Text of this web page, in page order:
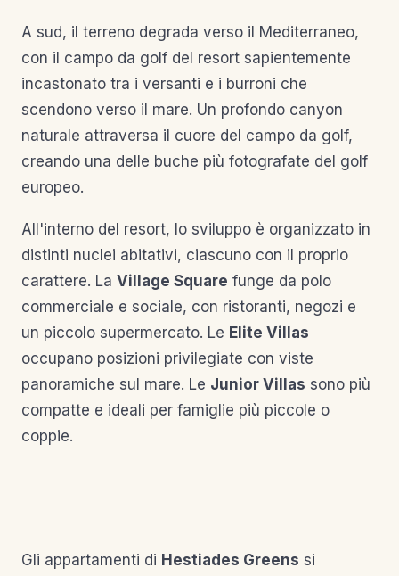
A sud, il terreno degrada verso il Mediterraneo,
con il campo da golf del resort sapientemente
incastonato tra i versanti e i burroni che
scendono verso il mare. Un profondo canyon
naturale attraversa il cuore del campo da golf,
creando una delle buche più fotografate del golf
europeo.
All'interno del resort, lo sviluppo è organizzato in
distinti nuclei abitativi, ciascuno con il proprio
carattere. La Village Square funge da polo
commerciale e sociale, con ristoranti, negozi e
un piccolo supermercato. Le Elite Villas
occupano posizioni privilegiate con viste
panoramiche sul mare. Le Junior Villas sono più
compatte e ideali per famiglie più piccole o
coppie.
Gli appartamenti di Hestiades Greens si